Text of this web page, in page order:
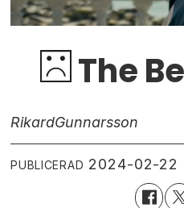
The
RikardGunnarsson
PUBLICERAD 2024-02-